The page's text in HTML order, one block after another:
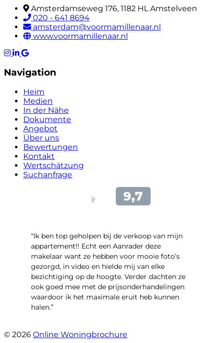
Amsterdamseweg 176, 1182 HL Amstelveen
020 - 641 8694
amsterdam@voormamillenaar.nl
www.voormamillenaar.nl
Navigation
Heim
Medien
In der Nähe
Dokumente
Angebot
Über uns
Bewertungen
Kontakt
Wertschätzung
Suchanfrage
“Ik ben top geholpen bij de verkoop van mijn
appartement!! Echt een Aanrader deze
makelaar want ze hebben voor mooie foto’s
gezorgd, in video en hielde mij van elke
bezichtiging op de hoogte. Verder dachten ze
ook goed mee met de prijsonderhandelingen
waardoor ik het maximale eruit heb kunnen
halen.”
© 2026 Online Woningbrochure